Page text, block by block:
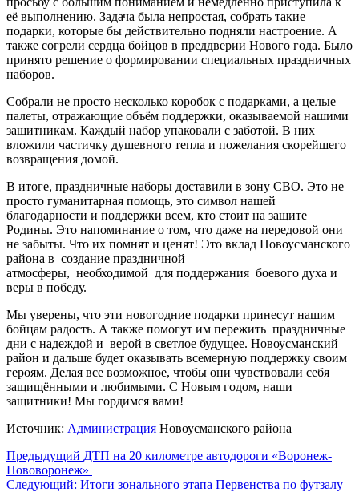
её выполнению. Задача была непростая, собрать такие
подарки, которые бы действительно подняли настроение. А
также согрели сердца бойцов в преддверии Нового года. Было
принято решение о формировании специальных праздничных
наборов.
Собрали не просто несколько коробок с подарками, а целые
палеты, отражающие объём поддержки, оказываемой нашими
защитникам. Каждый набор упаковали с заботой. В них
вложили частичку душевного тепла и пожелания скорейшего
возвращения домой.
В итоге, праздничные наборы доставили в зону СВО. Это не
просто гуманитарная помощь, это символ нашей
благодарности и поддержки всем, кто стоит на защите
Родины. Это напоминание о том, что даже на передовой они
не забыты. Что их помнят и ценят! Это вклад Новоусманского
района в создание праздничной
атмосферы, необходимой для поддержания боевого духа и
веры в победу.
Мы уверены, что эти новогодние подарки принесут нашим
бойцам радость. А также помогут им пережить праздничные
дни с надеждой и верой в светлое будущее. Новоусманский
район и дальше будет оказывать всемерную поддержку своим
героям. Делая все возможное, чтобы они чувствовали себя
защищёнными и любимыми. С Новым годом, наши
защитники! Мы гордимся вами!
Источник: Администрация Новоусманского района
Навигация
записи
Предыдущий ДТП на 20 километре автодороги «Воронеж-
Нововоронеж»
Следующий: Итоги зонального этапа Первенства по футзалу